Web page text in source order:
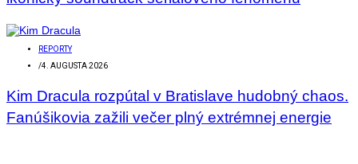
REPORTY
/4. AUGUSTA 2026
Kim Dracula rozpútal v Bratislave hudobný chaos.
Fanúšikovia zažili večer plný extrémnej energie